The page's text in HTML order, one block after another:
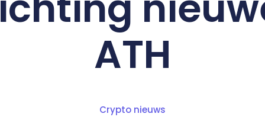
ATH
Crypto nieuws